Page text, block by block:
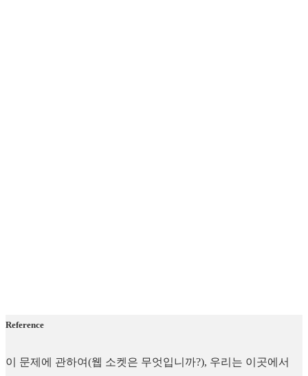
Reference
이 문제에 관하여(웹 소켓은 무엇입니까?), 우리는 이곳에서